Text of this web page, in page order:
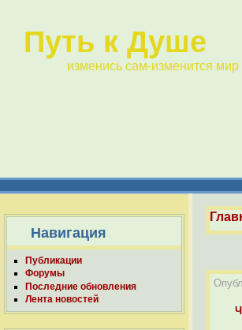
Путь к Душе
изменись сам-изменится мир
Навигация
Публикации
Форумы
Последние обновления
Лента новостей